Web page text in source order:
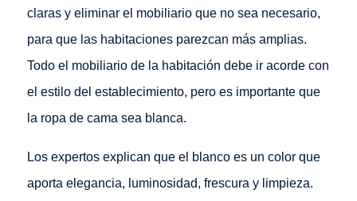
claras y eliminar el mobiliario que no sea necesario,
para que las habitaciones parezcan más amplias.
Todo el mobiliario de la habitación debe ir acorde con
el estilo del establecimiento, pero es importante que
la ropa de cama sea blanca.
Los expertos explican que el blanco es un color que
aporta elegancia, luminosidad, frescura y limpieza.